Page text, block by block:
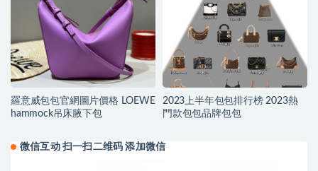
羅意威包包官網圖片價格 LOEWE
hammock吊床腋下包
2023上半年包包排行榜 2023熱
門款包包品牌包包
微信互动 扫一扫二维码 添加微信